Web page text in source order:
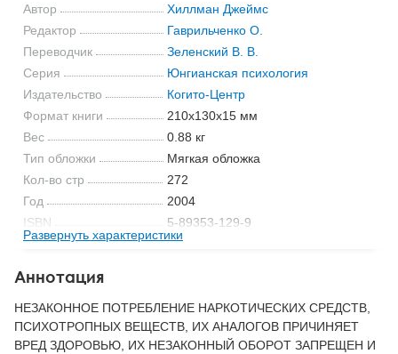
Автор
Хиллман Джеймс
Редактор
Гаврильченко О.
Переводчик
Зеленский В. В.
Серия
Юнгианская психология
Издательство
Когито-Центр
Формат книги
210x130x15 мм
Вес
0.88 кг
Тип обложки
Мягкая обложка
Кол-во стр
272
Год
2004
ISBN
5-89353-129-9
Код
12233
Развернуть характеристики
Аннотация
НЕЗАКОННОЕ ПОТРЕБЛЕНИЕ НАРКОТИЧЕСКИХ СРЕДСТВ,
ПСИХОТРОПНЫХ ВЕЩЕСТВ, ИХ АНАЛОГОВ ПРИЧИНЯЕТ
ВРЕД ЗДОРОВЬЮ, ИХ НЕЗАКОННЫЙ ОБОРОТ ЗАПРЕЩЕН И